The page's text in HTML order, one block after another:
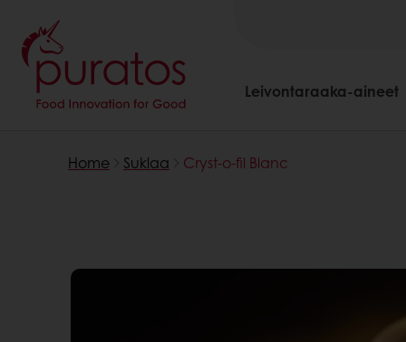
Leivontaraaka-aineet
Home Suklaa Cryst-o-fil Blanc